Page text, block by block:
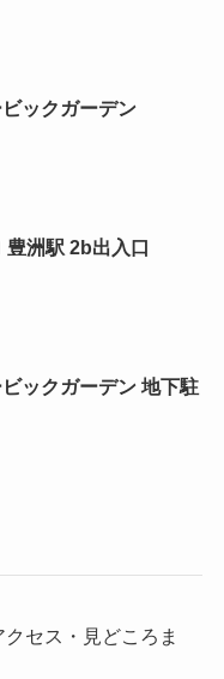
ックガーデン
豊洲駅 2b出入口
ックガーデン 地下駐
セス・見どころま